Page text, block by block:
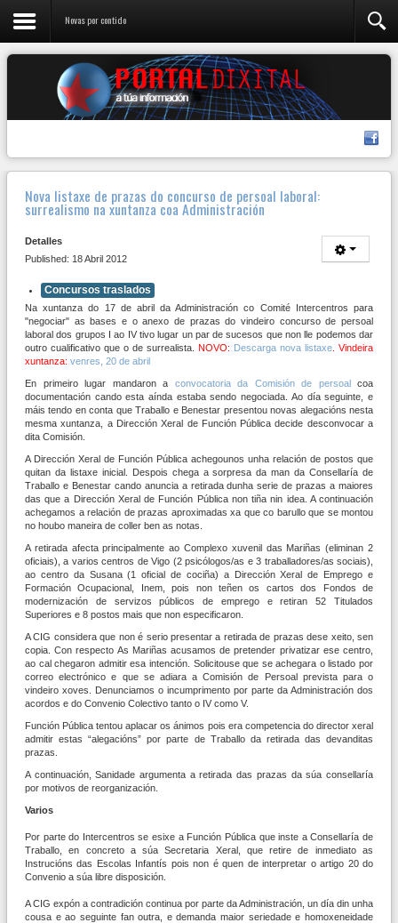
Novas por contido
Nova listaxe de prazas do concurso de persoal laboral:
surrealismo na xuntanza coa Administración
Detalles
Published: 18 Abril 2012
Concursos traslados
Na xuntanza do 17 de abril da Administración co Comité Intercentros para
"negociar" as bases e o anexo de prazas do vindeiro concurso de persoal
laboral dos grupos I ao IV tivo lugar un par de sucesos que non lle podemos dar
outro cualificativo que o de surrealista. NOVO: Descarga nova listaxe . Vindeira
xuntanza: venres, 20 de abril
En primeiro lugar mandaron a convocatoria da Comisión de persoalcoa
documentación cando esta aínda estaba sendo negociada. Ao día seguinte, e
máis tendo en conta que Traballo e Benestar presentou novas alegacións nesta
mesma xuntanza, a Dirección Xeral de Función Pública decide desconvocar a
dita Comisión.
A Dirección Xeral de Función Pública achegounos unha relación de postos que
quitan da listaxe inicial. Despois chega a sorpresa da man da Consellaría de
Traballo e Benestar cando anuncia a retirada dunha serie de prazas a maiores
das que a Dirección Xeral de Función Pública non tiña nin idea. A continuación
achegamos a relación de prazas aproximadas xa que co barullo que se montou
no houbo maneira de coller ben as notas.
A retirada afecta principalmente ao Complexo xuvenil das Mariñas (eliminan 2
oficiais), a varios centros de Vigo (2 psicólogos/as e 3 traballadores/as sociais),
ao centro da Susana (1 oficial de cociña) a Dirección Xeral de Emprego e
Formación Ocupacional, Inem, pois non teñen os cartos dos Fondos de
modernización de servizos públicos de emprego e retiran 52 Titulados
Superiores e 8 postos mais que non especificaron.
A CIG considera que non é serio presentar a retirada de prazas dese xeito, sen
copia. Con respecto As Mariñas acusamos de pretender privatizar ese centro,
ao cal chegaron admitir esa intención. Solicitouse que se achegara o listado por
correo electrónico e que se adiara a Comisión de Persoal prevista para o
vindeiro xoves. Denunciamos o incumprimento por parte da Administración dos
acordos e do Convenio Colectivo tanto o IV como V.
Función Pública tentou aplacar os ánimos pois era competencia do director xeral
admitir estas “alegacións” por parte de Traballo da retirada das devanditas
prazas.
A continuación, Sanidade argumenta a retirada das prazas da súa consellaría
por motivos de reorganización.
Varios
Por parte do Intercentros se esixe a Función Pública que inste a Consellaría de
Traballo, en concreto a súa Secretaria Xeral, que retire de inmediato as
Instrucións das Escolas Infantís pois non é quen de interpretar o artigo 20 do
Convenio a súa libre disposición.
A CIG expón a contradición continua por parte da Administración, un día din unha
cousa e ao seguinte fan outra, e demanda maior seriedade e homoxeneidade